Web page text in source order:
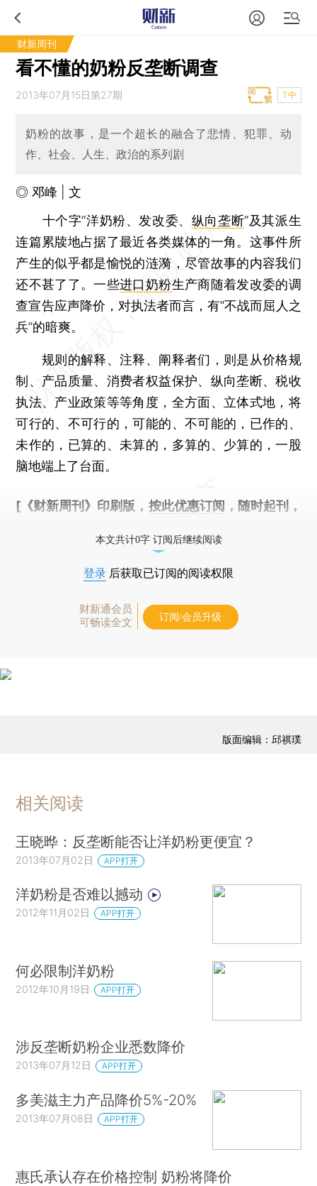
财新周刊
看不懂的奶粉反垄断调查
2013年07月15日第27期 T中
奶粉的故事，是一个超长的融合了悲情、犯罪、动
作、社会、人生、政治的系列剧
◎ 邓峰 | 文
十个字“洋奶粉、发改委、 纵向垄断”及其派生
连篇累牍地占据了最近各类媒体的一角。这事件所
产生的似乎都是愉悦的涟漪，尽管故事的内容我们
还不甚了了。一些进口奶粉生产商随着发改委的调
查宣告应声降价，对执法者而言，有“不战而屈人之
兵”的暗爽。
规则的解释、注释、阐释者们，则是从价格规
制、产品质量、消费者权益保护、纵向垄断、税收
执法、产业政策等等角度，全方面、立体式地，将
可行的、不可行的，可能的、不可能的，已作的、
未作的，已算的、未算的，多算的、少算的，一股
脑地端上了台面。
[《财新周刊》印刷版， 按此优惠订阅 ，随时起刊，
本文共计0字 订阅后继续阅读
登录 后获取已订阅的阅读权限
财新通会员
可畅读全文
订阅/会员升级
版面编辑：邱祺璞
相关阅读
王晓晔：反垄断能否让洋奶粉更便宜？
2013年07月02日 APP打开
洋奶粉是否难以撼动
2012年11月02日 APP打开
何必限制洋奶粉
2012年10月19日 APP打开
涉反垄断奶粉企业悉数降价
2013年07月12日 APP打开
多美滋主力产品降价5%-20%
2013年07月08日 APP打开
惠氏承认存在价格控制 奶粉将降价